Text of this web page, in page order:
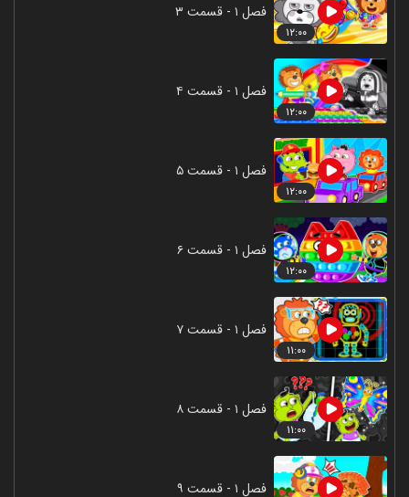
۱۲:۰۰
فصل ۱ - قسمت ۳
۱۲:۰۰
فصل ۱ - قسمت ۴
۱۲:۰۰
فصل ۱ - قسمت ۵
۱۲:۰۰
فصل ۱ - قسمت ۶
۱۱:۰۰
فصل ۱ - قسمت ۷
۱۱:۰۰
فصل ۱ - قسمت ۸
فصل ۱ - قسمت ۹